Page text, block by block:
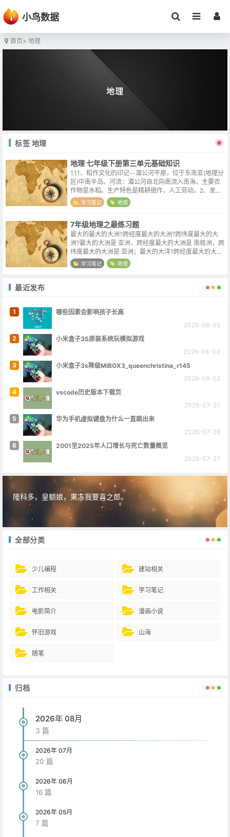
小鸟数据
首页> 地理
地理
标签 地理
地理 七年级下册第三单元基础知识
1.11、稻作文化的印记--湄公河平原，位于东南亚(地理分
区)中南半岛。河流：湄公河自北向南流入南海。主要农
作物是水稻。生产特色是精耕细作，人工劳动。2、发展
农业生产的有利条件？自然条件：①热带季风气候，雨
热同期；②地势平坦，土壤肥沃...
学习笔记 地理
7年级地理之最练习题
最大的最大的大洲?跨经度最大的大洲?跨纬度最大的大
洲?最大的大洲是 亚洲，跨经度最大的大洲是 南极洲，跨
纬度最大的大洲是 亚洲；最大的大洋?跨经度最大的大
洋?跨纬度最大的大洋?最大的大洋是 太平洋，跨经度最
大的大洋 北冰洋，跨纬度最大...
学习笔记 地理
最近发布
1
哪些因素会影响孩子长高
2026-08-05
2
小米盒子3S原装系统玩模拟游戏
2026-08-03
3
小米盒子3s降级MiBOX3_queenchristina_r145
2026-08-02
4
vscode历史版本下载页
2026-07-31
5
华为手机虚拟键盘为什么一直跳出来
2026-07-28
6
2001至2025年人口增长与死亡数量概览
2026-07-27
隆科多，皇额娘，果冻我要喜之郎。
全部分类
少儿编程 建站相关
工作相关 学习笔记
电影简介 漫画小说
怀旧游戏 山海
随笔
归档
2026年 08月
3 篇
2026年 07月
20 篇
2026年 06月
16 篇
2026年 05月
7 篇